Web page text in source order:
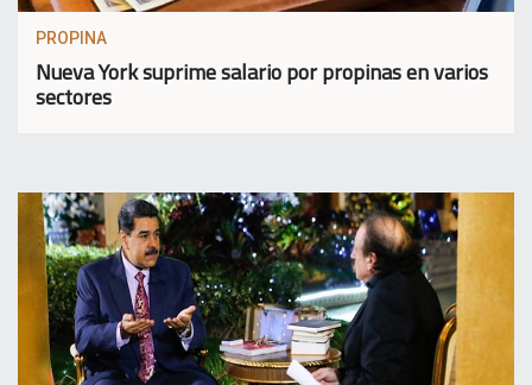
PROPINA
Nueva York suprime salario por propinas en varios
sectores